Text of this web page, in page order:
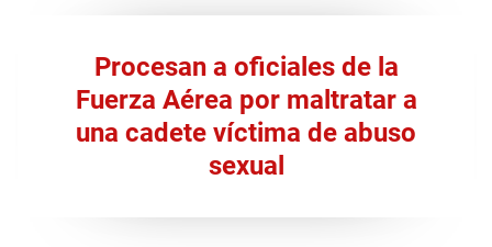
Procesan a oficiales de la
Fuerza Aérea por maltratar a
una cadete víctima de abuso
sexual